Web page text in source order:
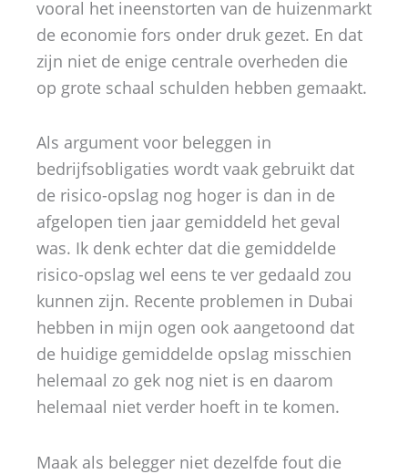
vooral het ineenstorten van de huizenmarkt
de economie fors onder druk gezet. En dat
zijn niet de enige centrale overheden die
op grote schaal schulden hebben gemaakt.
Als argument voor beleggen in
bedrijfsobligaties wordt vaak gebruikt dat
de risico-opslag nog hoger is dan in de
afgelopen tien jaar gemiddeld het geval
was. Ik denk echter dat die gemiddelde
risico-opslag wel eens te ver gedaald zou
kunnen zijn. Recente problemen in Dubai
hebben in mijn ogen ook aangetoond dat
de huidige gemiddelde opslag misschien
helemaal zo gek nog niet is en daarom
helemaal niet verder hoeft in te komen.
Maak als belegger niet dezelfde fout die